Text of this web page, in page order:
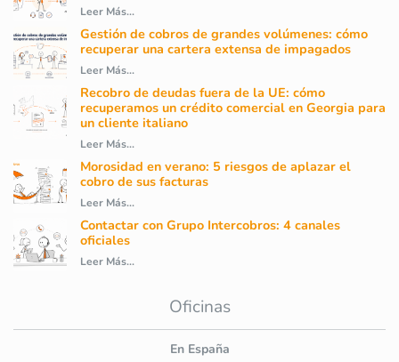
Leer Más...
Gestión de cobros de grandes volúmenes: cómo
recuperar una cartera extensa de impagados
Leer Más...
Recobro de deudas fuera de la UE: cómo
recuperamos un crédito comercial en Georgia para
un cliente italiano
Leer Más...
Morosidad en verano: 5 riesgos de aplazar el
cobro de sus facturas
Leer Más...
Contactar con Grupo Intercobros: 4 canales
oficiales
Leer Más...
Oficinas
En España